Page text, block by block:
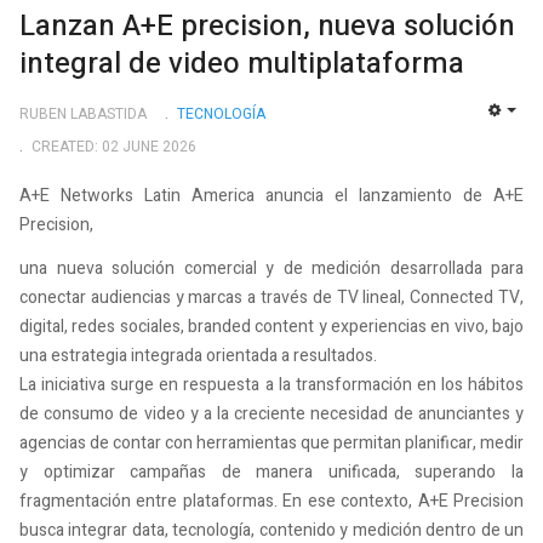
Lanzan A+E precision, nueva solución
integral de video multiplataforma
RUBEN LABASTIDA
TECNOLOGÍ­A
CREATED: 02 JUNE 2026
A+E Networks Latin America anuncia el lanzamiento de A+E
Precision,
una nueva solución comercial y de medición desarrollada para
conectar audiencias y marcas a través de TV lineal, Connected TV,
digital, redes sociales, branded content y experiencias en vivo, bajo
una estrategia integrada orientada a resultados.
La iniciativa surge en respuesta a la transformación en los hábitos
de consumo de video y a la creciente necesidad de anunciantes y
agencias de contar con herramientas que permitan planificar, medir
y optimizar campañas de manera unificada, superando la
fragmentación entre plataformas. En ese contexto, A+E Precision
busca integrar data, tecnología, contenido y medición dentro de un